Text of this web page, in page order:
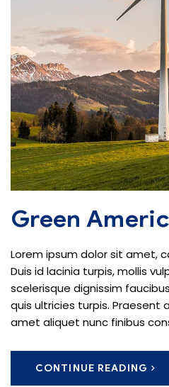
Green
Lorem ipsum dolor sit amet,
Duis id lacinia turpis, mollis
scelerisque dignissim
quis ultricies turpis. Praesent
amet aliquet nunc finibus
CONTINUE READING